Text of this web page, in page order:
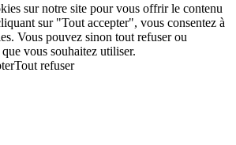
sur notre site pour vous offrir le contenu
sur "Tout accepter", vous consentez à
Vous pouvez sinon tout refuser ou
vous souhaitez utiliser.
Tout refuser